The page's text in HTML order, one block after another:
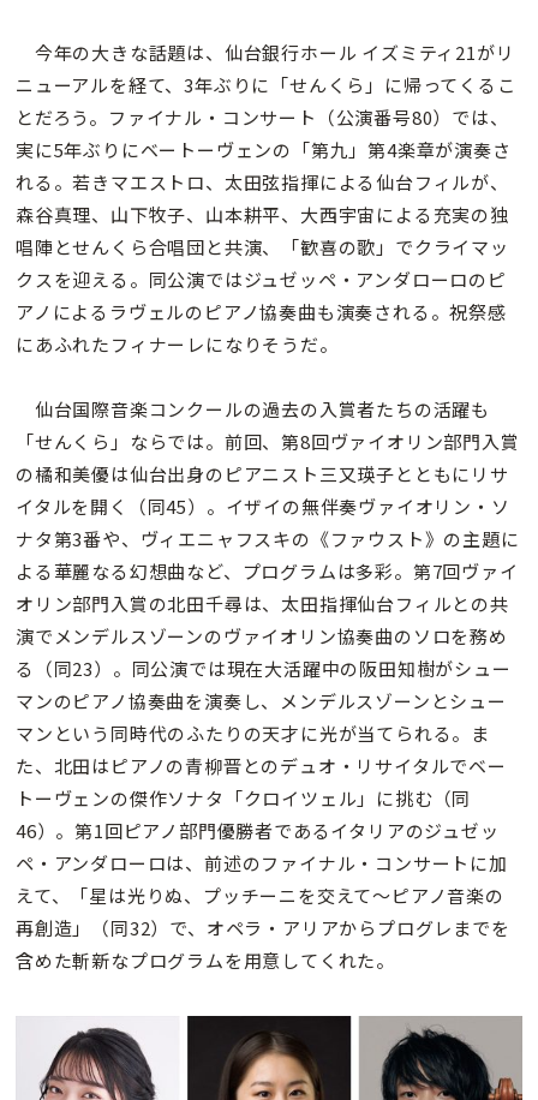
今年の大きな話題は、仙台銀行ホール イズミティ21がリ
ニューアルを経て、3年ぶりに「せんくら」に帰ってくるこ
とだろう。ファイナル・コンサート（公演番号80）では、
実に5年ぶりにベートーヴェンの「第九」第4楽章が演奏さ
れる。若きマエストロ、太田弦指揮による仙台フィルが、
森谷真理、山下牧子、山本耕平、大西宇宙による充実の独
唱陣とせんくら合唱団と共演、「歓喜の歌」でクライマッ
クスを迎える。同公演ではジュゼッペ・アンダローロのピ
アノによるラヴェルのピアノ協奏曲も演奏される。祝祭感
にあふれたフィナーレになりそうだ。
仙台国際音楽コンクールの過去の入賞者たちの活躍も
「せんくら」ならでは。前回、第8回ヴァイオリン部門入賞
の橘和美優は仙台出身のピアニスト三又瑛子とともにリサ
イタルを開く（同45）。イザイの無伴奏ヴァイオリン・ソ
ナタ第3番や、ヴィエニャフスキの《ファウスト》の主題に
よる華麗なる幻想曲など、プログラムは多彩。第7回ヴァイ
オリン部門入賞の北田千尋は、太田指揮仙台フィルとの共
演でメンデルスゾーンのヴァイオリン協奏曲のソロを務め
る（同23）。同公演では現在大活躍中の阪田知樹がシュー
マンのピアノ協奏曲を演奏し、メンデルスゾーンとシュー
マンという同時代のふたりの天才に光が当てられる。ま
た、北田はピアノの青柳晋とのデュオ・リサイタルでベー
トーヴェンの傑作ソナタ「クロイツェル」に挑む（同
46）。第1回ピアノ部門優勝者であるイタリアのジュゼッ
ペ・アンダローロは、前述のファイナル・コンサートに加
えて、「星は光りぬ、プッチーニを交えて〜ピアノ音楽の
再創造」（同32）で、オペラ・アリアからプログレまでを
含めた斬新なプログラムを用意してくれた。